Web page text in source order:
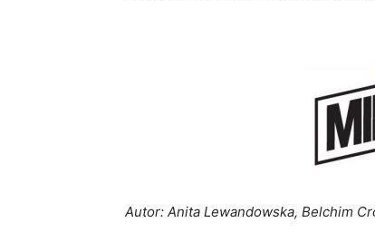
Autor: Anita Lewandowska, Belchim